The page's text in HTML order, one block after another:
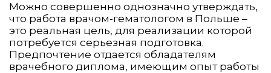
Можно совершенно однозначно утверждать,
что работа врачом-гематологом в Польше –
это реальная цель, для реализации которой
потребуется серьезная подготовка.
Предпочтение отдается обладателям
врачебного диплома, имеющим опыт работы